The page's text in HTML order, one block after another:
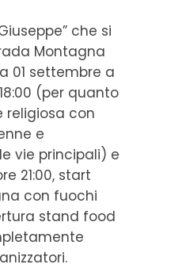
che si
Montagna
01 settembre a
(per quanto
religiosa con
e
vie principali) e
21:00, start
con fuochi
stand food